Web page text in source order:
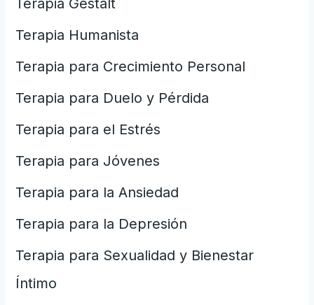
Terapia Gestalt
Terapia Humanista
Terapia para Crecimiento Personal
Terapia para Duelo y Pérdida
Terapia para el Estrés
Terapia para Jóvenes
Terapia para la Ansiedad
Terapia para la Depresión
Terapia para Sexualidad y Bienestar
Íntimo